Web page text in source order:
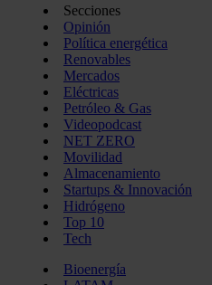
Secciones
Opinión
Política energética
Renovables
Mercados
Eléctricas
Petróleo & Gas
Videopodcast
NET ZERO
Movilidad
Almacenamiento
Startups & Innovación
Hidrógeno
Top 10
Tech
Bioenergía